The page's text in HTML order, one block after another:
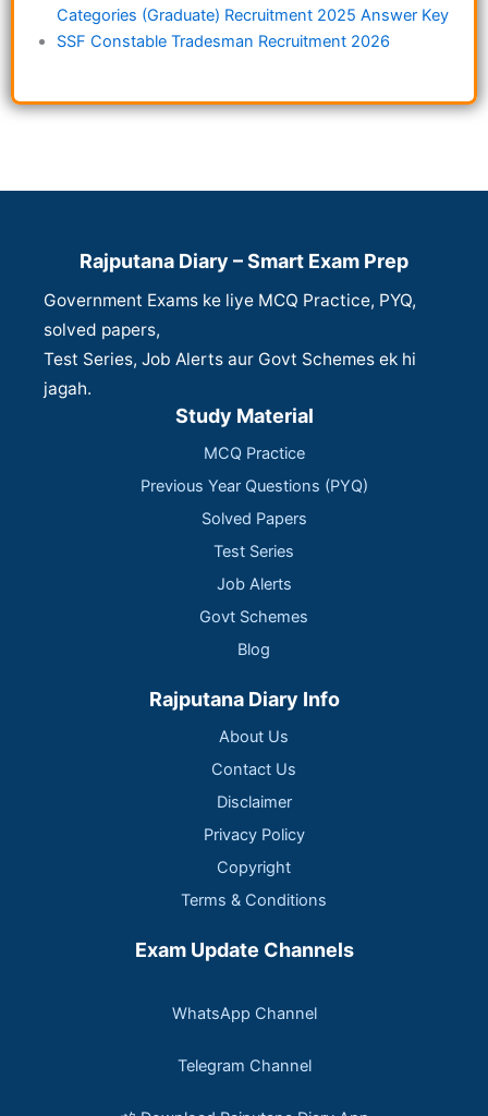
Categories (Graduate) Recruitment 2025 Answer Key
SSF Constable Tradesman Recruitment 2026
Rajputana Diary – Smart Exam Prep
Government Exams ke liye MCQ Practice, PYQ,
solved papers,
Test Series, Job Alerts aur Govt Schemes ek hi
jagah.
Study Material
MCQ Practice
Previous Year Questions (PYQ)
Solved Papers
Test Series
Job Alerts
Govt Schemes
Blog
Rajputana Diary Info
About Us
Contact Us
Disclaimer
Privacy Policy
Copyright
Terms & Conditions
Exam Update Channels
WhatsApp Channel
Telegram Channel